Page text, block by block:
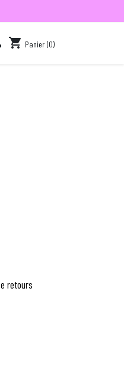
shopping_cart Panier (0)
retours